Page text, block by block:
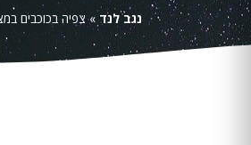
נגב לנד »צפיה בכוכבים